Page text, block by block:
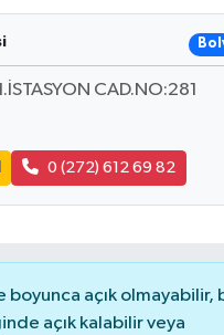
CAD.NO:281
0 (272) 612 69 82
açık olmayabilir,
açık kalabilir veya